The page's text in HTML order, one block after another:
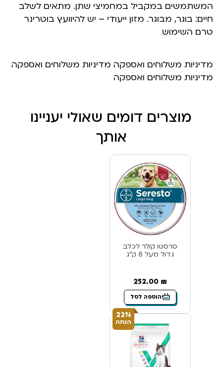
המשתמשים במקביל במחמיצי שתן. מתאים לשלב
חיים: בוגר, מבוגר. מזון ייעודי – יש להיוועץ בוטרינר
טרם השימוש
מדיניות משלוחים ואספקה מדיניות משלוחים ואספקה
מדיניות משלוחים ואספקה
מוצרים דומים שאולי יעניינו
אותך
סרסטו קולר לכלב
גדול מעל 8 ק”ג
252.00 ₪
הוספה לסל
22%
הנחה